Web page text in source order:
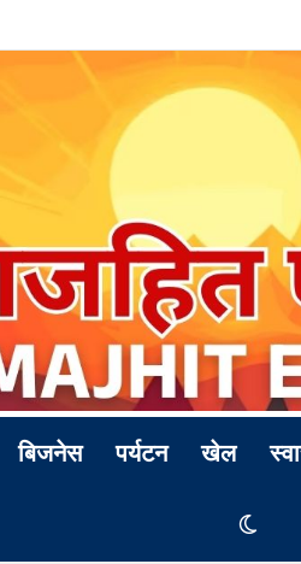
बिजनेस पर्यटन खेल